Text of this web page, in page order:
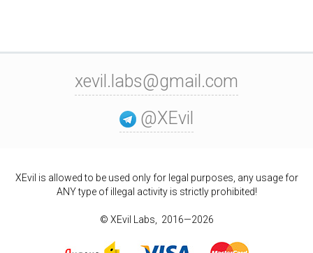
xevil.labs@gmail.com
@XEvil
XEvil is allowed to be used only for legal purposes, any usage for
ANY type of illegal activity is strictly prohibited!
© XEvil Labs, 2016—2026